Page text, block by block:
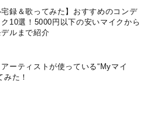
宅録＆歌ってみた】おすすめのコンデ
10選！5000円以下の安いマイクから
ルまで紹介
アーティストが使っている“Myマイ
みた！